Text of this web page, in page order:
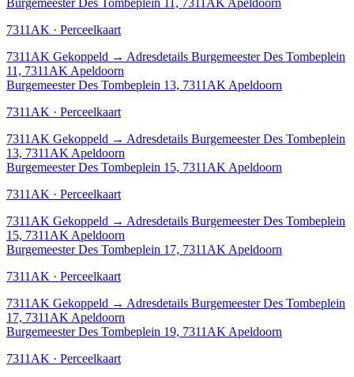
7311AK · Perceelkaart
7311AK Gekoppeld → Adresdetails Burgemeester Des Tombeplein
11, 7311AK Apeldoorn
Burgemeester Des Tombeplein 13, 7311AK Apeldoorn
7311AK · Perceelkaart
7311AK Gekoppeld → Adresdetails Burgemeester Des Tombeplein
13, 7311AK Apeldoorn
Burgemeester Des Tombeplein 15, 7311AK Apeldoorn
7311AK · Perceelkaart
7311AK Gekoppeld → Adresdetails Burgemeester Des Tombeplein
15, 7311AK Apeldoorn
Burgemeester Des Tombeplein 17, 7311AK Apeldoorn
7311AK · Perceelkaart
7311AK Gekoppeld → Adresdetails Burgemeester Des Tombeplein
17, 7311AK Apeldoorn
Burgemeester Des Tombeplein 19, 7311AK Apeldoorn
7311AK · Perceelkaart